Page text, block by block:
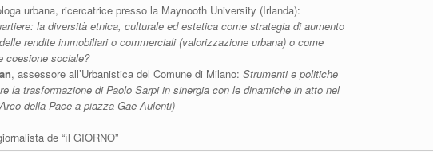
urbana, ricercatrice presso la Maynooth University (Irlanda):
la diversità etnica, culturale ed estetica come strategia di aumento
rendite immobiliari o commerciali (valorizzazione urbana) o come
coesione sociale?
, assessore all’Urbanistica del Comune di Milano: Strumenti e politiche
la trasformazione di Paolo Sarpi in sinergia con le dinamiche in atto nel
della Pace a piazza Gae Aulenti)
de “ìl GIORNO”